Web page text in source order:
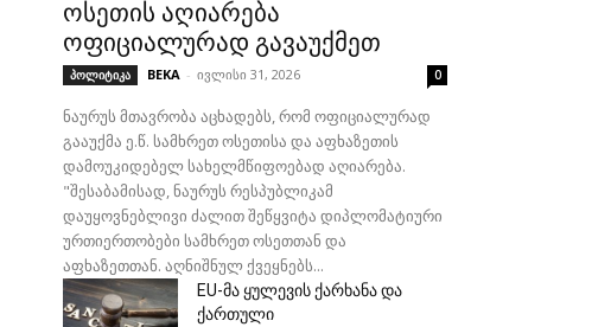
ოსეთის აღიარება
ოფიციალურად გავაუქმეთ
პოლიტიკა BEKA - ივლისი 31, 2026 0
ნაურუს მთავრობა აცხადებს, რომ ოფიციალურად
გააუქმა ე.წ. სამხრეთ ოსეთისა და აფხაზეთის
დამოუკიდებელ სახელმწიფოებად აღიარება.
"შესაბამისად, ნაურუს რესპუბლიკამ
დაუყოვნებლივი ძალით შეწყვიტა დიპლომატიური
ურთიერთობები სამხრეთ ოსეთთან და
აფხაზეთთან. აღნიშნულ ქვეყნებს...
EU-მა ყულევის ქარხანა და
ქართული